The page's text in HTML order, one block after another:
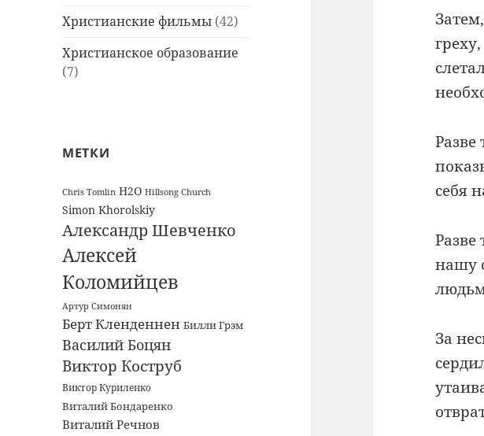
Христианские фильмы (42)
Христианское образование
(7)
МЕТКИ
Chris Tomlin H2O Hillsong Church
Simon Khorolskiy
Александр Шевченко
Алексей
Коломийцев
Артур Симонян
Берт Кленденнен Билли Грэм
Василий Боцян
Виктор Коструб
Виктор Куриленко
Виталий Бондаренко
Виталий Речнов
себя
нашу
За